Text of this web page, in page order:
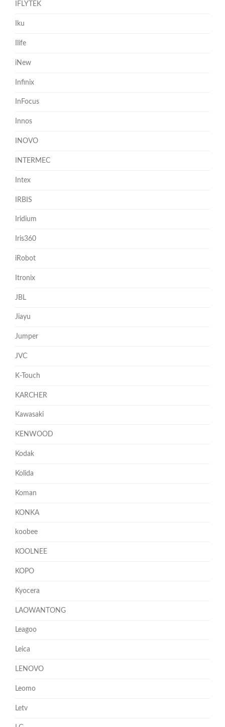
IFLYTEK
Iku
Ilife
iNew
Infinix
InFocus
Innos
INOVO
INTERMEC
Intex
IRBIS
Iridium
Iris360
iRobot
Itronix
JBL
Jiayu
Jumper
JVC
K-Touch
KARCHER
Kawasaki
KENWOOD
Kodak
Kolida
Koman
KONKA
koobee
KOOLNEE
KOPO
Kyocera
LAOWANTONG
Leagoo
Leica
LENOVO
Leomo
Letv